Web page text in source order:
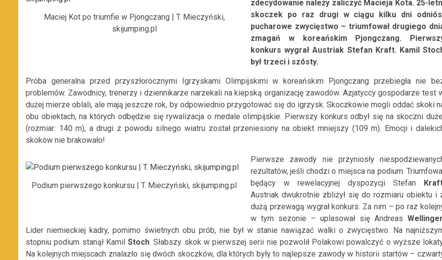
Maciej Kot po triumfie w Pjongczang | T. Mieczyński,
skijumping.pl
zdecydowanie należy zaliczyć Macieja Kota. 25-
skoczek po raz drugi w ciągu kilku dni
pucharowe zwycięstwo – triumfował drugiego
zmagań w koreańskim Pjongczang.
konkurs wygrał Austriak Stefan Kraft. Kamil
był trzeci i szósty.
Próba generalna przed przyszłorocznymi Igrzyskami Olimpijskimi w koreańskim Pjongczang przebiegła nie
problemów. Zawodnicy, trenerzy i dziennikarze narzekali na kiepską organizację zawodów. Azjatyccy gospodarze test
dużej mierze oblali, ale mają jeszcze rok, by odpowiednio przygotować się do igrzysk. Skoczkowie mogli oddać skoki
obu obiektach, na których odbędzie się rywalizacja o medale olimpijskie. Pierwszy konkurs odbył się na skoczni
(rozmiar: 140 m), a drugi z powodu silnego wiatru został przeniesiony na obiekt mniejszy (109 m). Emocji i
skoków nie brakowało!
Podium pierwszego konkursu | T. Mieczyński, skijumping.pl
Pierwsze zawody nie przyniosły
rezultatów, jeśli chodzi o miejsca na podium.
będący w rewelacyjnej dyspozycji Stefan
Austriak dwukrotnie zbliżył się do rozmiaru obiektu i
dużą przewagą wygrał konkurs. Za nim – po raz
w tym sezonie – uplasował się Andreas
Lider niemieckiej kadry, pomimo świetnych obu prób, nie był w stanie nawiązać walki o zwycięstwo. Na
stopniu podium stanął Kamil Stoch. Słabszy skok w pierwszej serii nie pozwolił Polakowi powalczyć o wyższe
Na kolejnych miejscach znalazło się dwóch skoczków, dla których były to najlepsze zawody w historii startów –